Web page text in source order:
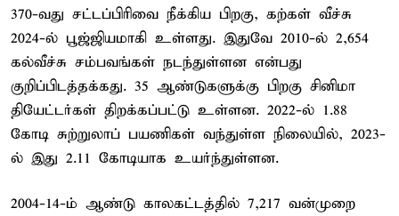
370-வது சட்டப்பிரிவை நீக்கிய பிறகு, கற்கள் வீச்சு
2024-ல் பூஜ்ஜியமாகி உள்ளது. இதுவே 2010-ல் 2,654
கல்வீச்சு சம்பவங்கள் நடந்துள்ளன என்பது
குறிப்பிடத்தக்கது. 35 ஆண்டுகளுக்கு பிறகு சினிமா
தியேட்டர்கள் திறக்கப்பட்டு உள்ளன. 2022-ல் 1.88
கோடி சுற்றுலாப் பயணிகள் வந்துள்ள நிலையில், 2023-
ல் இது 2.11 கோடியாக உயர்ந்துள்ளன.
2004-14-ம் ஆண்டு காலகட்டத்தில் 7,217 வன்முறை